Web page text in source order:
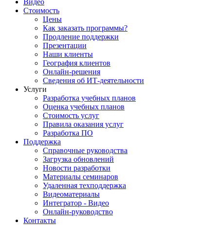
Видео
Стоимость
Цены
Как заказать программы?
Продление поддержки
Презентации
Наши клиенты
География клиентов
Онлайн-решения
Сведения об ИТ-деятельности
Услуги
Разработка учебных планов
Оценка учебных планов
Стоимость услуг
Правила оказания услуг
Разработка ПО
Поддержка
Справочные руководства
Загрузка обновлений
Новости разработки
Материалы семинаров
Удаленная техподдержка
Видеоматериалы
Интегратор - Видео
Онлайн-руководство
Контакты